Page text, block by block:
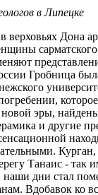
в Липецке
верховьях Дона
сарматского
Гробница
новой эры,
и другие
Танаис - так
наши дни стал
Вдобавок ко